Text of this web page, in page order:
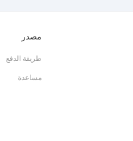
مصدر
طريقة الدفع
مساعدة